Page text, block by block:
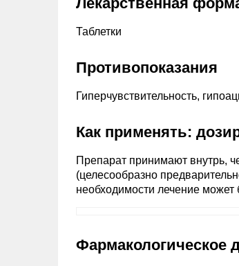
Таблетки
Противопоказания
Гиперчувствительность,
Как применять:
Препарат принимают внутрь,
(целесообразно
необходимости лечение
Фармакологическое